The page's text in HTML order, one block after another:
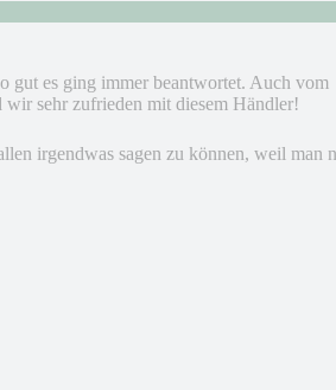
gut es ging immer beantwortet. Auch vom
sehr zufrieden mit diesem Händler!
irgendwas sagen zu können, weil man